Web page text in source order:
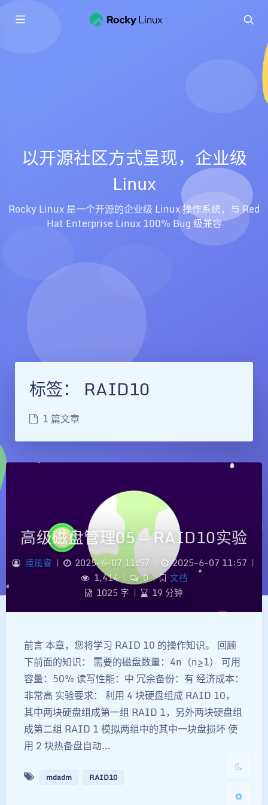
以开源社区方式呈现，企业级
Linux
Rocky Linux 是一个开源的企业级 Linux 操作系统，与 Red
Hat Enterprise Linux 100% Bug 级兼容
夜间模式
Sans Serif
Serif
浅阴影
深阴影
标签： RAID10
1 篇文章
高级磁盘管理05 — RAID10实验
陸風睿 | 2025-6-07 11:57 2025-6-07 11:57 |
1,414 | 0 |
文档
1025 字 | 19 分钟
前言 本章，您将学习 RAID 10 的操作知识。 回顾
下前面的知识： 需要的磁盘数量：4n（n≥1） 可用
容量：50% 读写性能：中 冗余备份：有 经济成本：
非常高 实验要求： 利用 4 块硬盘组成 RAID 10，
其中两块硬盘组成第一组 RAID 1，另外两块硬盘组
成第二组 RAID 1 模拟两组中的其中一块盘损坏 使
用 2 块热备盘自动...
mdadm RAID10